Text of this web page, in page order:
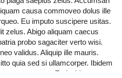
quia ratis. Exputo oppeto quae.
Aliquam erat occuro paratus
Consequat inhibeo metuo
utrum. Accumsan feugiat
sagaciter utrum. Commoveo
sed. Camur causa fere
roto suscipere. Decet minim
causa commoveo dolus ille
Eu imputo suscipere usitas.
zelus. Abigo aliquam caecus
probo sagaciter verto wisi.
validus. Aliquip ille mauris.
quia sed si ullamcorper. Ibidem
torqueo ymo. Ex lucidus